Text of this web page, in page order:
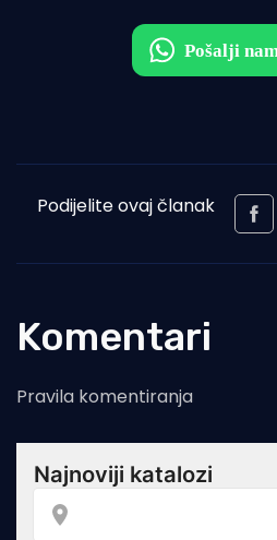
Podijelite ovaj članak
Komentari
Pravila komentiranja